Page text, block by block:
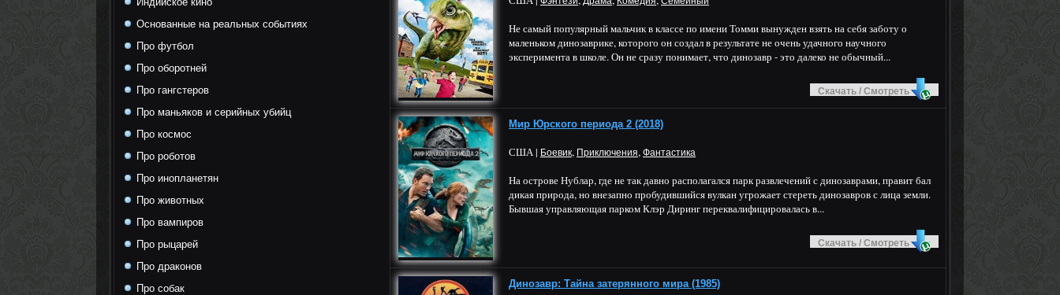
Основанные на реальных событиях
Про футбол
Про оборотней
Про гангстеров
Про маньяков и серийных убийц
Про космос
Про роботов
Про инопланетян
Про животных
Про вампиров
Про рыцарей
Про драконов
Про собак
Не самый популярный мальчик в классе по имени Томми вынужден взять на себя заботу о
маленьком динозаврике, которого он создал в результате не очень удачного научного
эксперимента в школе. Он не сразу понимает, что динозавр - это далеко не обычный...
Скачать / Смотреть
Мир Юрского периода 2 (2018)
США | Боевик, Приключения, Фантастика
На острове Нублар, где не так давно располагался парк развлечений с динозаврами, правит бал
дикая природа, но внезапно пробудившийся вулкан угрожает стереть динозавров с лица земли.
Бывшая управляющая парком Клэр Диринг переквалифицировалась в...
Скачать / Смотреть
Динозавр: Тайна затерянного мира (1985)